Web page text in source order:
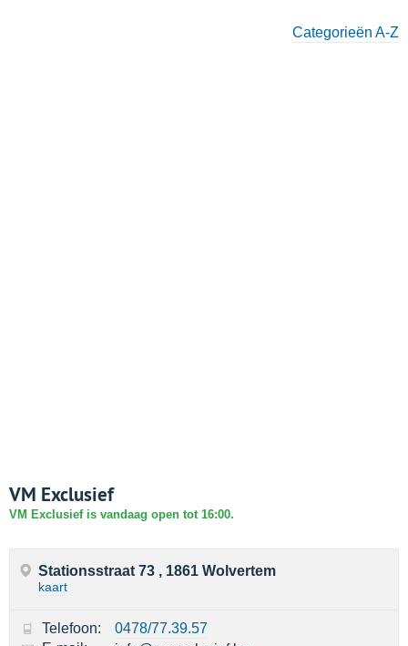
Categorieën A-Z
VM Exclusief
VM Exclusief is vandaag open tot 16:00.
Stationsstraat 73 , 1861 Wolvertem
kaart
Telefoon:
0478/77.39.57